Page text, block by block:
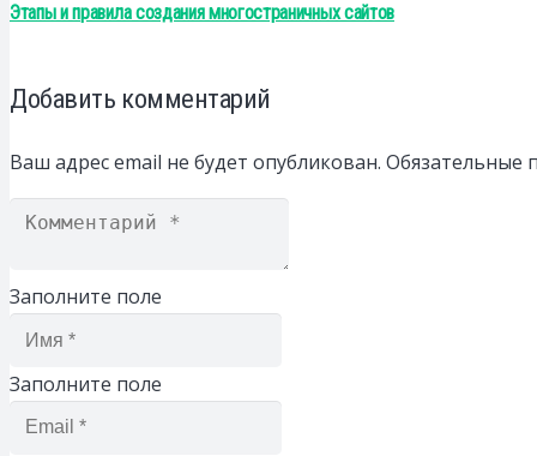
Этапы и правила создания многостраничных сайтов
Добавить комментарий
Ваш адрес email не будет опубликован. Обязательные
Заполните поле
Заполните поле